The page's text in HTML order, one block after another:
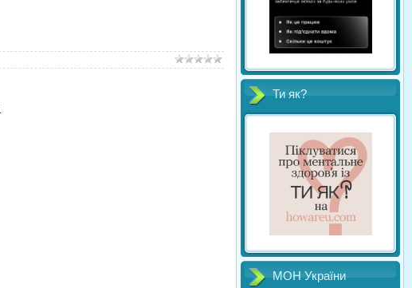
Ти як?
МОН України